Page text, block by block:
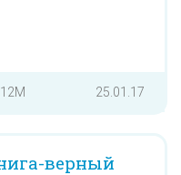
25.01.17
верный